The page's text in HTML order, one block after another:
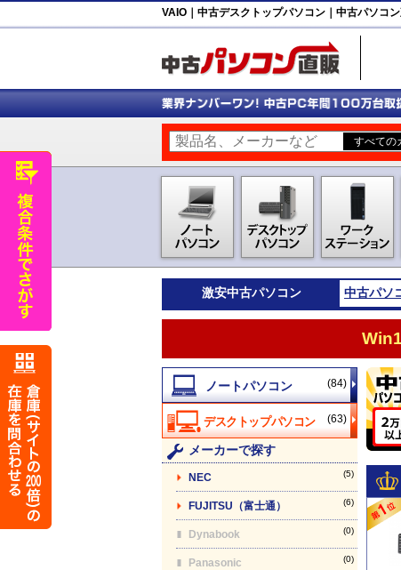
VAIO｜中古デスクトップパソコン｜中古パソコ
激安中古パソコン 中古パソ
(84)
(63)
メーカーで探す
NEC (5)
FUJITSU（富士通） (6)
Dynabook (0)
Panasonic (0)